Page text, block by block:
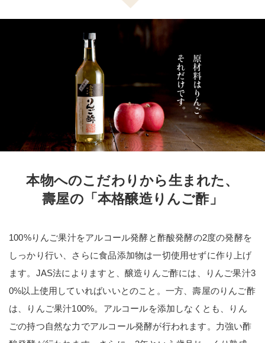
本物へのこだわりから生まれた、
壽屋の「本格醸造りんご酢」
100%りんご果汁をアルコール発酵と酢酸発酵の2度の発酵を
しっかり行い、さらに食品添加物は一切使用せずに作り上げ
ます。JAS法によりますと、醸造りんご酢には、りんご果汁3
0%以上使用していればいいとのこと。一方、壽屋のりんご酢
は、りんご果汁100%。アルコールを添加しなくとも、りん
ごの持つ自然な力でアルコール発酵が行われます。力強い酢